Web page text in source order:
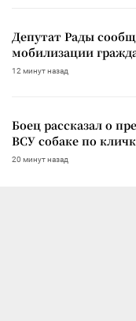
Депутат Рады
мобилизации
12 минут назад
Боец рассказал о
ВСУ собаке по
20 минут назад